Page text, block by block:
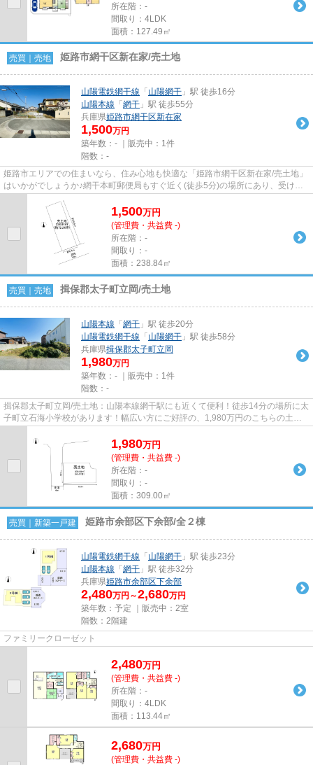
所在階：-
間取り：4LDK
面積：127.49㎡
売買｜売地 姫路市網干区新在家/売土地
山陽電鉄網干線 「 山陽網干 」駅 徒歩16分
山陽本線 「 網干 」駅 徒歩55分
兵庫県姫路市網干区新在家
1,500万円
築年数：- ｜販売中： 1件
階数：-
姫路市エリアでの住まいなら、住み心地も快適な「姫路市網干区新在家/売土地」
はいかがでしょうか♪網干本町郵便局もすぐ近く(徒歩5分)の場所にあり、受け取
1,500万円
(管理費・共益費 -)
所在階：-
間取り：-
面積：238.84㎡
売買｜売地 揖保郡太子町立岡/売土地
山陽本線 「 網干 」駅 徒歩20分
山陽電鉄網干線 「 山陽網干 」駅 徒歩58分
兵庫県揖保郡太子町立岡
1,980万円
築年数：- ｜販売中： 1件
階数：-
揖保郡太子町立岡/売土地：山陽本線網干駅にも近くて便利！徒歩14分の場所に太
子町立石海小学校があります！幅広い方にご好評の、1,980万円のこちらの土地
1,980万円
(管理費・共益費 -)
所在階：-
間取り：-
面積：309.00㎡
売買｜新築一戸建 姫路市余部区下余部/全２棟
山陽電鉄網干線 「 山陽網干 」駅 徒歩23分
山陽本線 「 網干 」駅 徒歩32分
兵庫県姫路市余部区下余部
2,480万円～2,680万円
築年数：予定 ｜販売中： 2室
階数：2階建
ファミリークローゼット
2,480万円
(管理費・共益費 -)
所在階：-
間取り：4LDK
面積：113.44㎡
2,680万円
(管理費・共益費 -)